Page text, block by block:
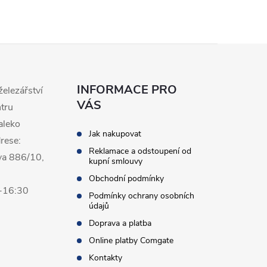
886/10,
16:30
INFORMACE PRO
VÁS
Jak nakupovat
Reklamace a odstoupení od
kupní smlouvy
Obchodní podmínky
Podmínky ochrany osobních
údajů
Doprava a platba
Online platby Comgate
Kontakty